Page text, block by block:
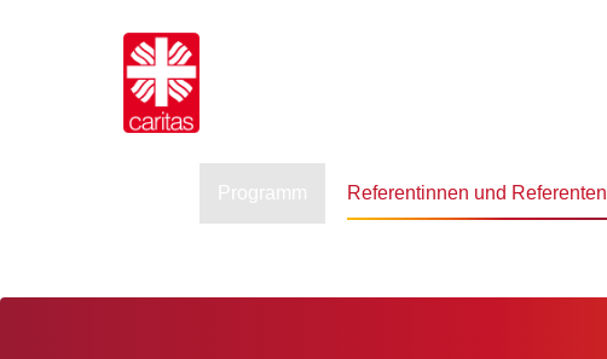
Programm Referentinnen und Referenten